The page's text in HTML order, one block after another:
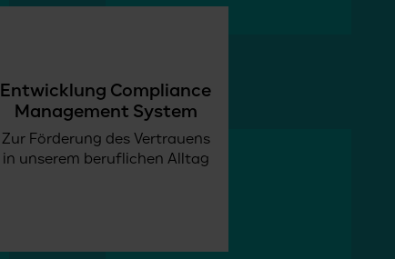
Entwicklung Compliance
Management System
Zur Förderung des Vertrauens
in unserem beruflichen Alltag